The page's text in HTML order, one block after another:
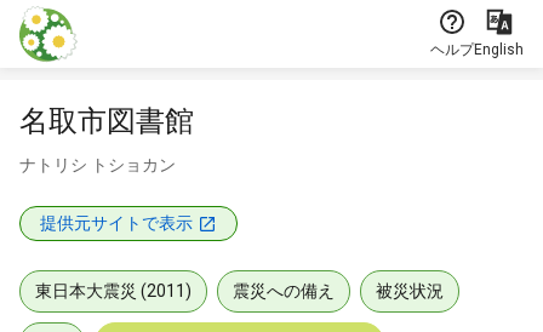
本文に飛ぶ
ヘルプEnglish
名取市図書館
ナトリシ トショカン
提供元サイトで表示
東日本大震災 (2011) 震災への備え 被災状況